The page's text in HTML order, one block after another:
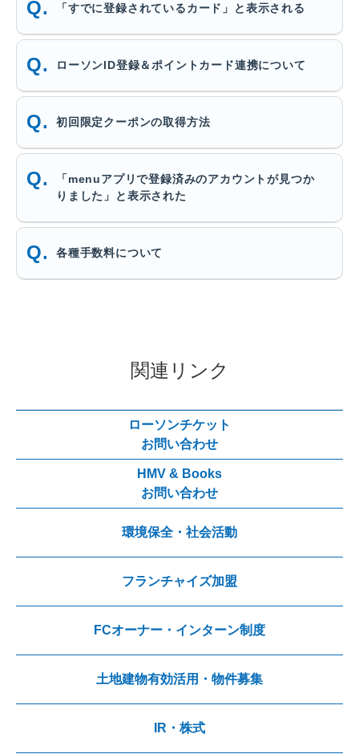
「すでに登録されているカード」と表示される
ローソンID登録＆ポイントカード連携について
初回限定クーポンの取得方法
「menuアプリで登録済みのアカウントが見つか
りました」と表示された
各種手数料について
関連リンク
ローソンチケット
お問い合わせ
HMV & Books
お問い合わせ
環境保全・社会活動
フランチャイズ加盟
FCオーナー・インターン制度
土地建物有効活用・物件募集
IR・株式